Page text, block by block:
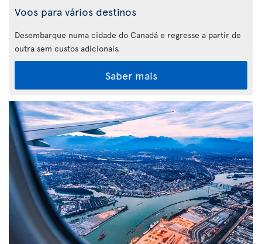
Voos para vários destinos
Desembarque numa cidade do Canadá e regresse a partir de
outra sem custos adicionais.
Saber mais